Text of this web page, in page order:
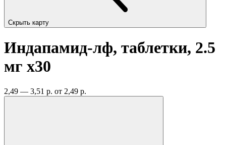
Скрыть карту
Индапамид-лф, таблетки, 2.5
мг x30
2,49 — 3,51 р. от 2,49 р.